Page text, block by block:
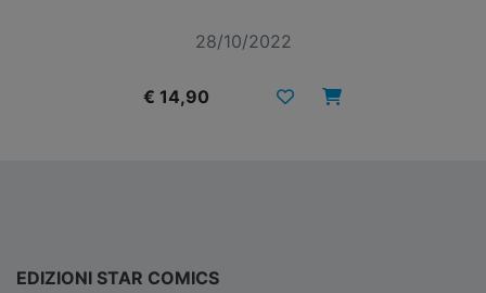
28/10/2022
€ 14,90
EDIZIONI STAR COMICS